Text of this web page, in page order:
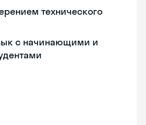
технического
с начинающими и